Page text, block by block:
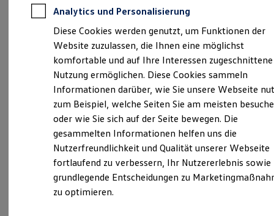
Für Gewerbekunden
Profi Paket
TopDeal
Gebrauchtwagen
ProfiPartner für Gebrauchtwagen
Zertifizierte Gebrauchtwagen
Finanzierung
Für Privatkunden
Für Gewerbekunden
Leasing
Für Privatkunden
Für Gewerbekunden
Versicherungen & Garantien
Garantien
Kfz-Versicherung für Nutzfahrzeuge
Restschuldversicherung
Wartungsverträge
Besitzer & Service
Verantwortlich für die Inhalte auf dieser Seite ist die Autohaus
Krauß GmbH (Impressum & Rechtliches)
Waldkirchener Straße 20, 09405 Gornau
info@autohaus-krauss.de
Montag-Freitag 07:00-18:00 Uhr
Analytics und Personalisierung
Diese Cookies werden genutzt, um Funktionen der
Website zuzulassen, die Ihnen eine möglichst
komfortable und auf Ihre Interessen zugeschnittene
Nutzung ermöglichen. Diese Cookies sammeln
Informationen darüber, wie Sie unsere Webseite
zum Beispiel, welche Seiten Sie am meisten
oder wie Sie sich auf der Seite bewegen. Die
gesammelten Informationen helfen uns die
Nutzerfreundlichkeit und Qualität unserer Webseite
fortlaufend zu verbessern, Ihr Nutzererlebnis sowie
grundlegende Entscheidungen zu
zu optimieren.